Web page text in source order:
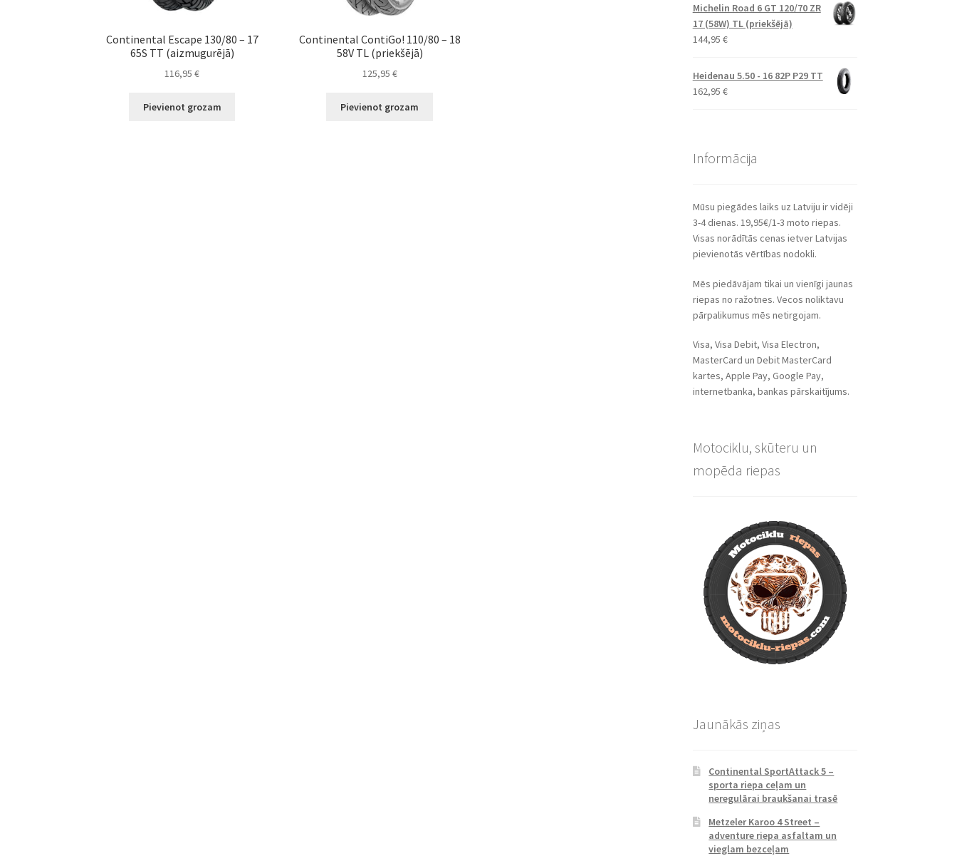
Continental Escape 130/80 – 17
65S TT (aizmugurējā)
116,95€
Pievienot grozam
Continental ContiGo! 110/80 – 18
58V TL (priekšējā)
125,95 €
Pievienot grozam
Michelin Road 6 GT 120/70 ZR
17 (58W) TL (priekšējā)
144,95 €
Heidenau 5.50 - 16 82P P29 TT
162,95 €
Informācija
Mūsu piegādes laiks uz Latviju ir vidēji
3-4 dienas. 19,95€/1-3 moto riepas.
Visas norādītās cenas ietver Latvijas
pievienotās vērtības nodokli.
Mēs piedāvājam tikai un vienīgi jaunas
riepas no ražotnes. Vecos noliktavu
pārpalikumus mēs netirgojam.
Visa, Visa Debit, Visa Electron,
MasterCard un Debit MasterCard
kartes, Apple Pay, Google Pay,
internetbanka, bankas pārskaitījums.
Motociklu, skūteru un
mopēda riepas
Jaunākās ziņas
Continental SportAttack 5 –
sporta riepa ceļam un
neregulārai braukšanai trasē
Metzeler Karoo 4 Street –
adventure riepa asfaltam un
vieglam bezceļam